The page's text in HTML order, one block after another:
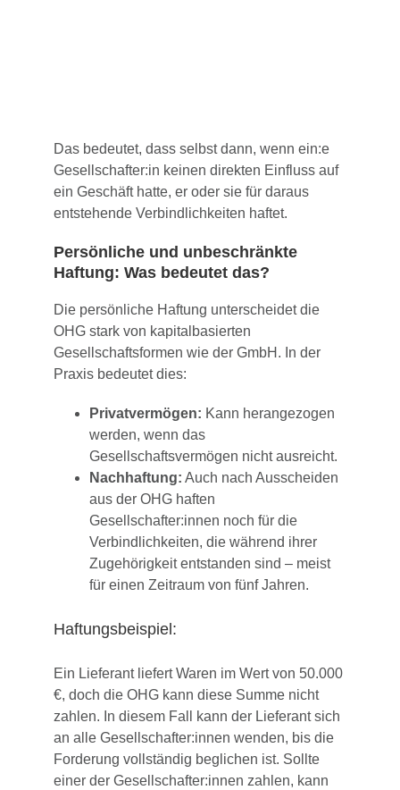
Das bedeutet, dass selbst dann, wenn ein:e
Gesellschafter:in keinen direkten Einfluss auf
ein Geschäft hatte, er oder sie für daraus
entstehende Verbindlichkeiten haftet.
Persönliche und unbeschränkte
Haftung: Was bedeutet das?
Die persönliche Haftung unterscheidet die
OHG stark von kapitalbasierten
Gesellschaftsformen wie der GmbH. In der
Praxis bedeutet dies:
Privatvermögen: Kann herangezogen
werden, wenn das
Gesellschaftsvermögen nicht ausreicht.
Nachhaftung: Auch nach Ausscheiden
aus der OHG haften
Gesellschafter:innen noch für die
Verbindlichkeiten, die während ihrer
Zugehörigkeit entstanden sind – meist
für einen Zeitraum von fünf Jahren.
Haftungsbeispiel:
Ein Lieferant liefert Waren im Wert von 50.000
€, doch die OHG kann diese Summe nicht
zahlen. In diesem Fall kann der Lieferant sich
an alle Gesellschafter:innen wenden, bis die
Forderung vollständig beglichen ist. Sollte
einer der Gesellschafter:innen zahlen, kann